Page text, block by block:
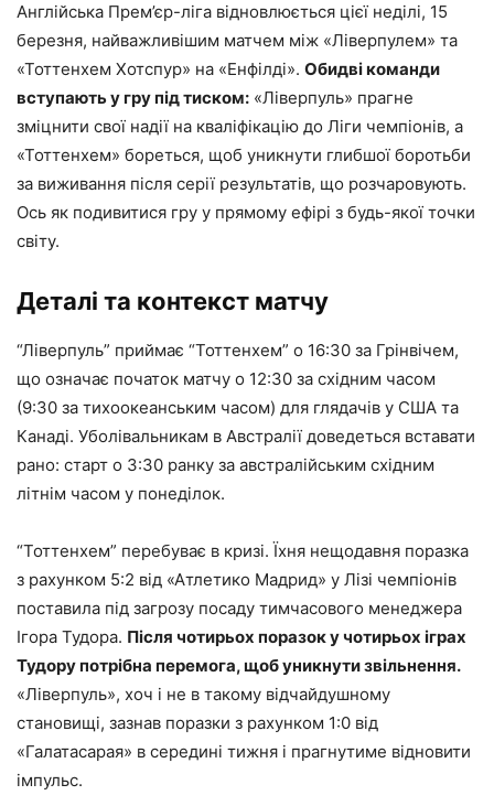
Англійська Прем’єр-ліга відновлюється цієї неділі, 15
березня, найважливішим матчем між «Ліверпулем» та
«Тоттенхем Хотспур» на «Енфілді». Обидві команди
вступають у гру під тиском: «Ліверпуль» прагне
зміцнити свої надії на кваліфікацію до Ліги чемпіонів, а
«Тоттенхем» бореться, щоб уникнути глибшої боротьби
за виживання після серії результатів, що розчаровують.
Ось як подивитися гру у прямому ефірі з будь-якої точки
світу.
Деталі та контекст матчу
“Ліверпуль” приймає “Тоттенхем” о 16:30 за Грінвічем,
що означає початок матчу о 12:30 за східним часом
(9:30 за тихоокеанським часом) для глядачів у США та
Канаді. Уболівальникам в Австралії доведеться вставати
рано: старт о 3:30 ранку за австралійським східним
літнім часом у понеділок.
“Тоттенхем” перебуває в кризі. Їхня нещодавня поразка
з рахунком 5:2 від «Атлетико Мадрид» у Лізі чемпіонів
поставила під загрозу посаду тимчасового менеджера
Ігора Тудора. Після чотирьох поразок у чотирьох іграх
Тудору потрібна перемога, щоб уникнути звільнення.
«Ліверпуль», хоч і не в такому відчайдушному
становищі, зазнав поразки з рахунком 1:0 від
«Галатасарая» в середині тижня і прагнутиме відновити
імпульс.